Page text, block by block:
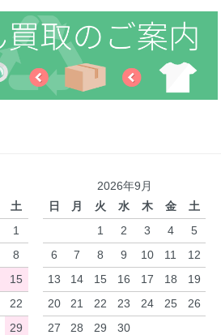
土
1
8
15
22
29
2026年9月
日
月 火 水 木 金
土
1
2 3 4
5
6
7 8 9 10 11
12
13
14 15 16 17 18
19
20
21 22 23 24 25
26
27
28 29 30